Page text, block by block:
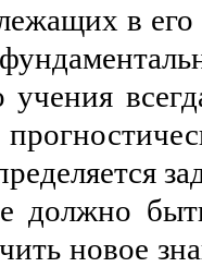
в
учения
должно
новое